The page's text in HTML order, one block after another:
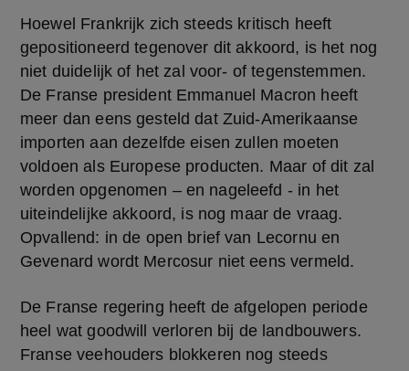
Hoewel Frankrijk zich steeds kritisch heeft
gepositioneerd tegenover dit akkoord, is het nog
niet duidelijk of het zal voor- of tegenstemmen.
De Franse president Emmanuel Macron heeft
meer dan eens gesteld dat Zuid-Amerikaanse
importen aan dezelfde eisen zullen moeten
voldoen als Europese producten. Maar of dit zal
worden opgenomen – en nageleefd - in het
uiteindelijke akkoord, is nog maar de vraag.
Opvallend: in de open brief van Lecornu en
Gevenard wordt Mercosur niet eens vermeld.
De Franse regering heeft de afgelopen periode
heel wat goodwill verloren bij de landbouwers.
Franse veehouders blokkeren nog steeds